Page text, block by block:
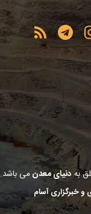
بهدنیای معدنمی باشد.
خبرگزاری آسام